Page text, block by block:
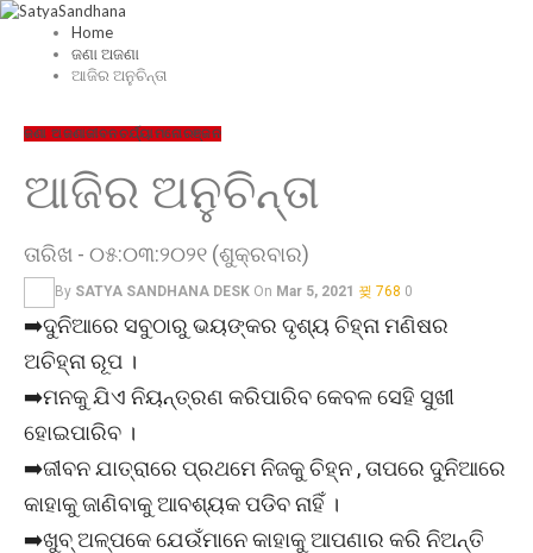
Home
ଜଣା ଅଜଣା
ଆଜିର ଅନୁଚିନ୍ତା
ଜଣା ଅଜଣାଜୀବନଚର୍ଯ୍ୟାମନୋରଞ୍ଜନ
ଆଜିର ଅନୁଚିନ୍ତା
ତାରିଖ - ୦୫:୦୩:୨୦୨୧ (ଶୁକ୍ରବାର)
By SATYA SANDHANA DESK On Mar 5, 2021 768 0
➡️ଦୁନିଆରେ ସବୁଠାରୁ ଭୟଙ୍କର ଦୃଶ୍ୟ ଚିହ୍ନା ମଣିଷର
ଅଚିହ୍ନା ରୂପ ।
➡️ମନକୁ ଯିଏ ନିୟନ୍ତ୍ରଣ କରିପାରିବ କେବଳ ସେହି ସୁଖୀ
ହୋଇପାରିବ ।
➡️ଜୀବନ ଯାତ୍ରାରେ ପ୍ରଥମେ ନିଜକୁ ଚିହ୍ନ , ତାପରେ ଦୁନିଆରେ
କାହାକୁ ଜାଣିବାକୁ ଆବଶ୍ୟକ ପଡିବ ନାହିଁ ।
➡️ଖୁବ୍ ଅଳ୍ପକେ ଯେଉଁମାନେ କାହାକୁ ଆପଣାର କରି ନିଅନ୍ତି